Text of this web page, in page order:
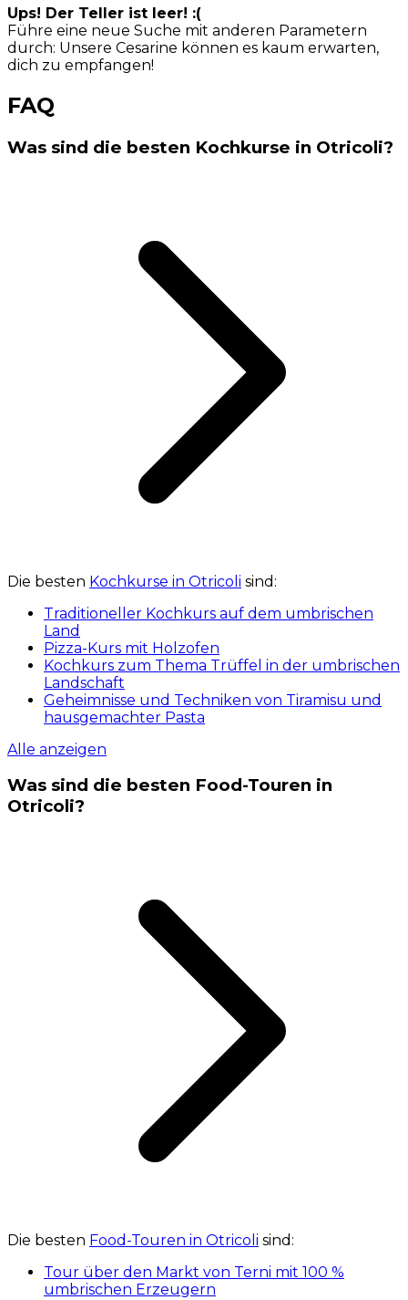
Ups! Der Teller ist leer! :(
Führe eine neue Suche mit anderen Parametern
durch: Unsere Cesarine können es kaum erwarten,
dich zu empfangen!
FAQ
Was sind die besten Kochkurse in Otricoli?
Die besten Kochkurse in Otricoli sind:
Traditioneller Kochkurs auf dem umbrischen
Land
Pizza-Kurs mit Holzofen
Kochkurs zum Thema Trüffel in der umbrischen
Landschaft
Geheimnisse und Techniken von Tiramisu und
hausgemachter Pasta
Alle anzeigen
Was sind die besten Food-Touren in
Otricoli?
Die besten Food-Touren in Otricoli sind:
Tour über den Markt von Terni mit 100 %
umbrischen Erzeugern